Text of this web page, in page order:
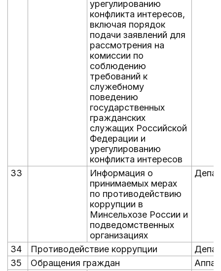
урегулированию
конфликта интересов,
включая порядок
подачи заявлений для
рассмотрения на
комиссии по
соблюдению
требований к
служебному
поведению
государственных
гражданских
служащих Российской
Федерации и
урегулированию
конфликта интересов
33
Информация о
принимаемых мерах
по противодействию
коррупции в
Минсельхозе России и
подведомственных
организациях
34 Противодействие коррупции
35
Обращения граждан